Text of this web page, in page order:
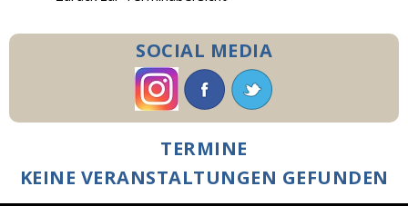
SOCIAL MEDIA
TERMINE
KEINE VERANSTALTUNGEN GEFUNDEN